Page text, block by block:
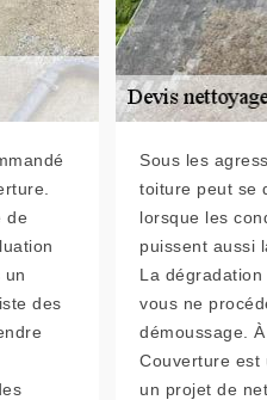
de
un
des
Sous les
toiture peut se
lorsque les
puissent aussi
La
vous ne
démoussage.
Couverture est
un projet de